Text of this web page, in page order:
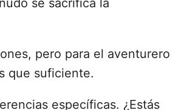
se sacrifica la
pero para el aventurero
que suficiente.
específicas. ¿Estás